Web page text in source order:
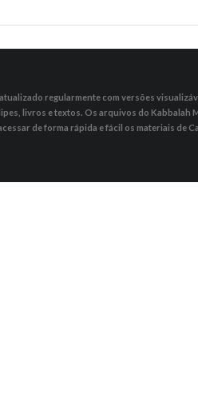
regularmente com versões
livros e textos. Os arquivos do
de forma rápida e fácil os materiais de